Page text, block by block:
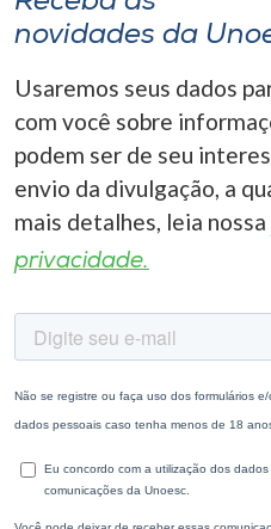
novidades da
Usaremos seus dados
com você sobre
podem ser de seu
envio da divulgação, a
mais detalhes, leia nossa
privacidade.